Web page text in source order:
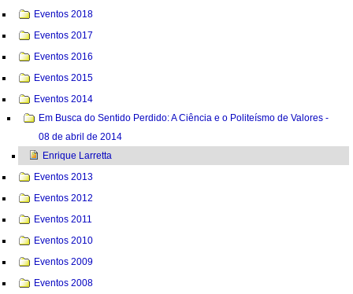
Eventos 2018
Eventos 2017
Eventos 2016
Eventos 2015
Eventos 2014
Em Busca do Sentido Perdido: A Ciência e o Politeísmo de Valores -
08 de abril de 2014
Enrique Larretta
Eventos 2013
Eventos 2012
Eventos 2011
Eventos 2010
Eventos 2009
Eventos 2008